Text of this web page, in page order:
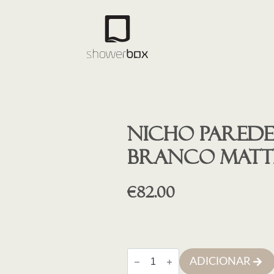
Nicho
branco
€82.00
Quantidade
de
Nicho
ADICIONAR